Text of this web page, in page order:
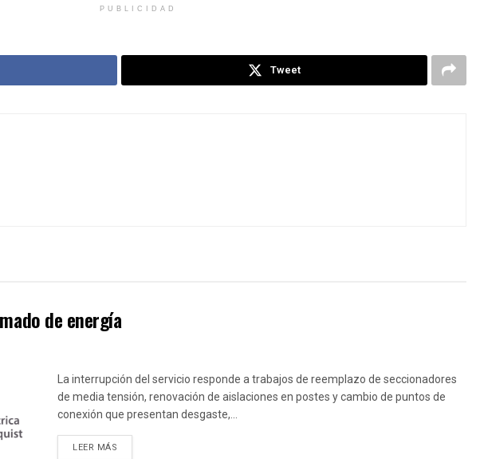
PUBLICIDAD
Tweet
de energía
La interrupción del servicio responde a trabajos de reemplazo de seccionadores
de media tensión, renovación de aislaciones en postes y cambio de puntos de
conexión que presentan desgaste,...
LEER MÁS